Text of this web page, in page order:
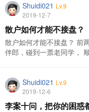
Shuidi021 Lv.9
2019-12-7
散户如何才能不接盘？
散户如何才能不接盘？ 前
伴郎，碰到一票老同学，
Shuidi021 Lv.9
2019-12-6
李案十问，把你的困惑